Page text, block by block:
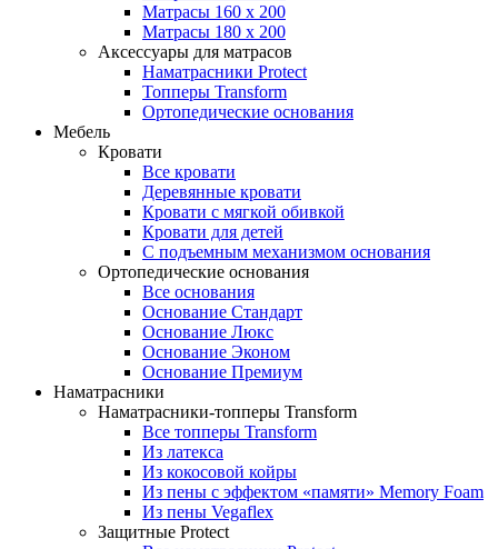
Матрасы 160 x 200
Матрасы 180 x 200
Аксессуары для матрасов
Наматрасники Protect
Топперы Transform
Ортопедические основания
Мебель
Кровати
Все кровати
Деревянные кровати
Кровати с мягкой обивкой
Кровати для детей
С подъемным механизмом основания
Ортопедические основания
Все основания
Основание Стандарт
Основание Люкс
Основание Эконом
Основание Премиум
Наматрасники
Наматрасники-топперы Transform
Все топперы Transform
Из латекса
Из кокосовой койры
Из пены с эффектом «памяти» Memory Foam
Из пены Vegaflex
Защитные Protect